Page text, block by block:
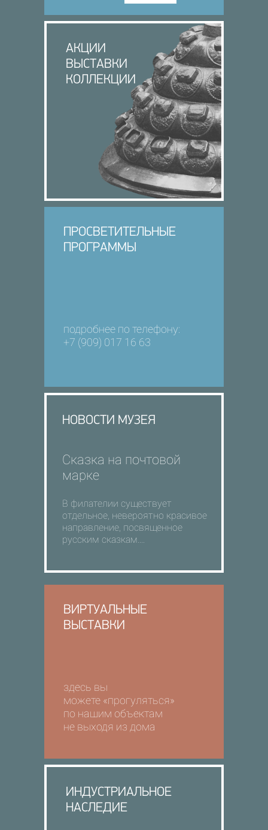
АКЦИИ
ВЫСТАВКИ
КОЛЛЕКЦИИ
ПРОСВЕТИТЕЛЬНЫЕ
ПРОГРАММЫ
подробнее по телефону:
+7 (909) 017 16 63
НОВОСТИ МУЗЕЯ
Сказка на почтовой
марке
В филателии существует
отдельное, невероятно красивое
направление, посвященное
русским сказкам....
ВИРТУАЛЬНЫЕ
ВЫСТАВКИ
здесь вы
можете «прогуляться»
по нашим объектам
не выходя из дома
ИНДУСТРИАЛЬНОЕ
НАСЛЕДИЕ